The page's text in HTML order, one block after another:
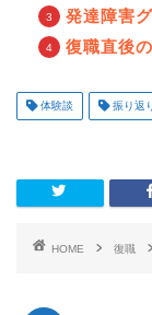
発達障害
復職直後
体験談 振り返
HOME 復職